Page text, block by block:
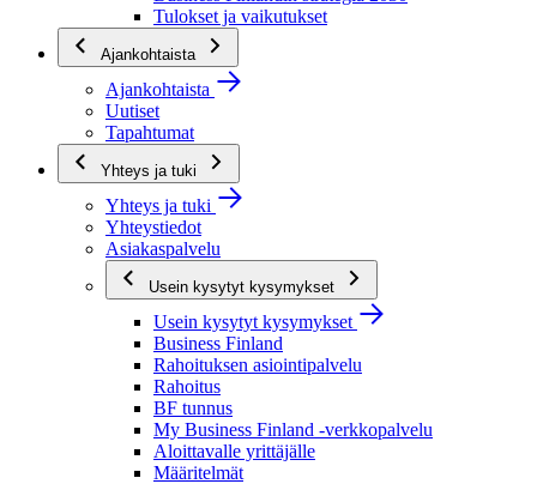
Tulokset ja vaikutukset
Ajankohtaista
Ajankohtaista
Uutiset
Tapahtumat
Yhteys ja tuki
Yhteys ja tuki
Yhteystiedot
Asiakaspalvelu
Usein kysytyt kysymykset
Usein kysytyt kysymykset
Business Finland
Rahoituksen asiointipalvelu
Rahoitus
BF tunnus
My Business Finland -verkkopalvelu
Aloittavalle yrittäjälle
Määritelmät